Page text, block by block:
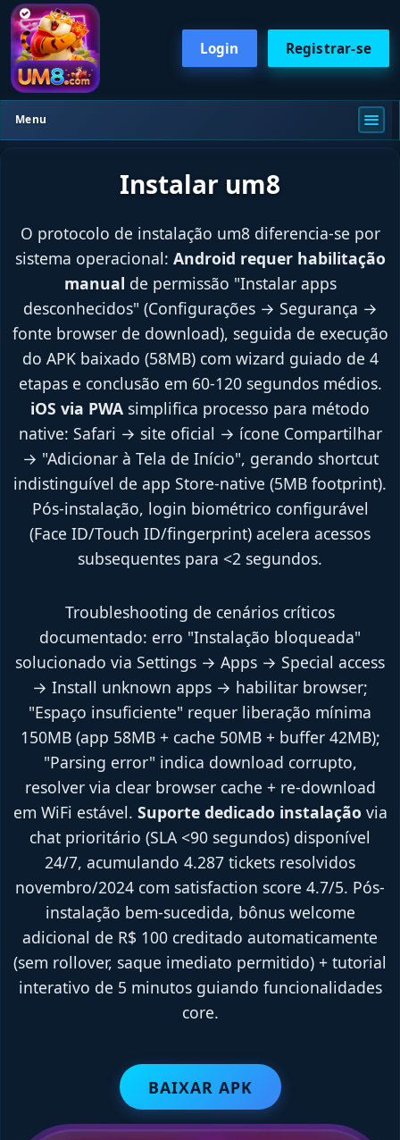
Login Registrar-se
Menu
Instalar um8
O protocolo de instalação um8 diferencia-se por
sistema operacional: Android requer habilitação
manual de permissão "Instalar apps
desconhecidos" (Configurações → Segurança →
fonte browser de download), seguida de execução
do APK baixado (58MB) com wizard guiado de 4
etapas e conclusão em 60-120 segundos médios.
iOS via PWA simplifica processo para método
native: Safari → site oficial → ícone Compartilhar
→ "Adicionar à Tela de Início", gerando shortcut
indistinguível de app Store-native (5MB footprint).
Pós-instalação, login biométrico configurável
(Face ID/Touch ID/fingerprint) acelera acessos
subsequentes para <2 segundos.
Troubleshooting de cenários críticos
documentado: erro "Instalação bloqueada"
solucionado via Settings → Apps → Special access
→ Install unknown apps → habilitar browser;
"Espaço insuficiente" requer liberação mínima
150MB (app 58MB + cache 50MB + buffer 42MB);
"Parsing error" indica download corrupto,
resolver via clear browser cache + re-download
em WiFi estável. Suporte dedicado instalação via
chat prioritário (SLA <90 segundos) disponível
24/7, acumulando 4.287 tickets resolvidos
novembro/2024 com satisfaction score 4.7/5. Pós-
instalação bem-sucedida, bônus welcome
adicional de R$ 100 creditado automaticamente
(sem rollover, saque imediato permitido) + tutorial
interativo de 5 minutos guiando funcionalidades
core.
BAIXAR APK